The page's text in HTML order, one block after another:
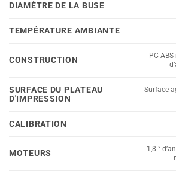
DIAMÈTRE DE LA BUSE
TEMPÉRATURE AMBIANTE
CONSTRUCTION
PC
SURFACE DU PLATEAU
D'IMPRESSION
Surface
CALIBRATION
MOTEURS
1,8 °